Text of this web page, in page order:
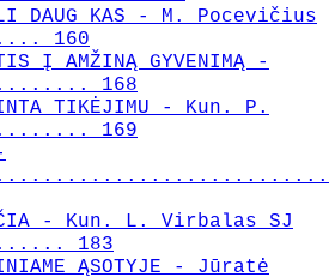
DAUG KAS - M. Pocevičius
160
Į AMŽINĄ GYVENIMĄ -
168
TIKĖJIMU - Kun. P.
169
- Kun. L. Virbalas SJ
183
ĄSOTYJE - Jūratė